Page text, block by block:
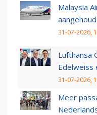
Malaysia
31-07-2026,
Lufthansa
Edelweiss
31-07-2026,
Meer